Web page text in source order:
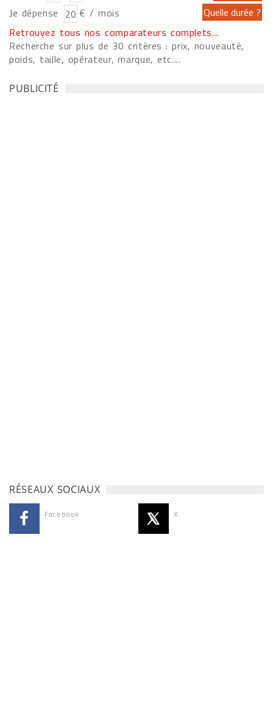
Je dépense
€ / mois
Retrouvez tous nos comparateurs complets...
Recherche sur plus de 30 critères : prix, nouveauté,
poids, taille, opérateur, marque, etc....
PUBLICITÉ
RÉSEAUX SOCIAUX
Facebook X